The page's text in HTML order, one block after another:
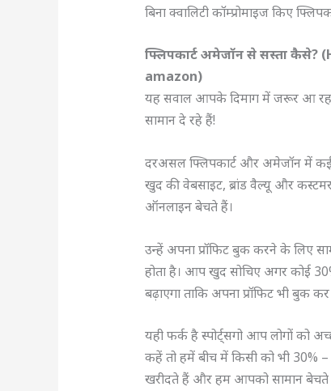
बिना क्वालिटी कॉम्प्रोमाइज किए
फ्लिपकार्ट अमेजॉन से सस्ता
amazon)
यह सवाल आपके दिमाग में जरूर आ रहा
सामान दे रहे हैं!
दरअसल फ्लिपकार्ट और अमेजॉन में
खुद की वेबसाइट, ब्रांड वैल्यू और
ऑनलाइन बेचते हैं।
उन्हें अपना प्रॉफिट बुक करने के लिए
होता है। आप खुद सोचिए अगर कोई
बढ़ाएगा ताकि अपना प्रॉफिट भी बुक
यही फर्क है स्पोर्ट्सगो आप लोगों को
कहें तो हमें बीच में किसी को भी 30%
खरीदते हैं और हम आपको सामान बेचते हैं,